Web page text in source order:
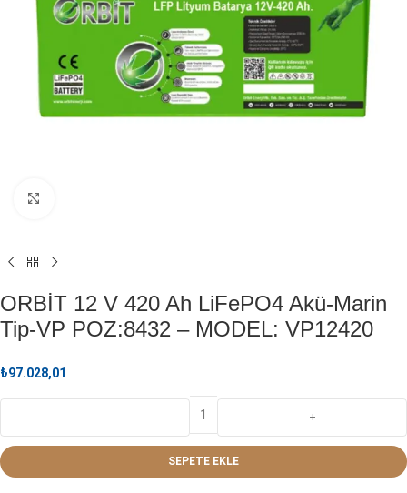
ORBİT 12 V 420 Ah LiFePO4 Akü-Marin
Tip-VP POZ:8432 – MODEL: VP12420
₺97.028,01
SEPETE EKLE